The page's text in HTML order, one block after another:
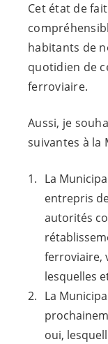
Cet état de
habitants de
quotidien de
ferroviaire.
Aussi, je
suivantes à la
La
entrepris
autorités
ferroviaire,
lesquelles
La
oui,